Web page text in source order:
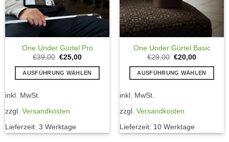
One Under Gürtel Pro
€39,00 Ursprünglicher
war:
€39,00
€25,00Aktueller
ist:
€25,00.
AUSFÜHRUNG WÄHLEN
Varianten
inkl. MwSt.
zzgl. Versandkosten
Lieferzeit: 3 Werktage
One Under Gürtel Basic
€29,00 Ursprünglicher
war:
€29,00
€20,00Aktueller
ist:
€20,00.
AUSFÜHRUNG WÄHLEN
Varianten
inkl. MwSt.
zzgl. Versandkosten
Lieferzeit: 10 Werktage